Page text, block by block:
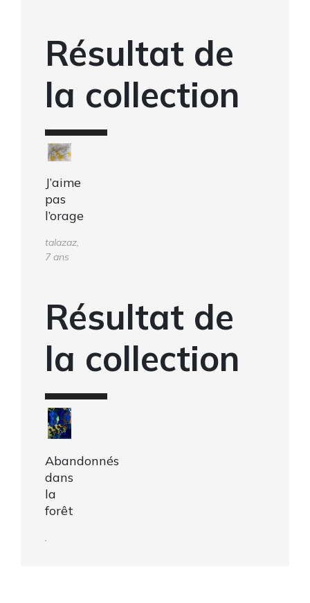
Résultat de
la collection
J’aime
pas
l’orage
talazaz,
7 ans
Résultat de
la collection
Abandonnés
dans
la
forêt